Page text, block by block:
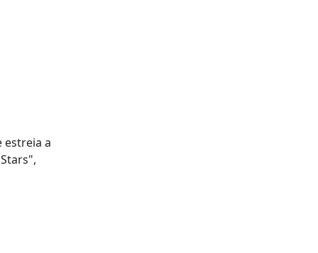
estreia a